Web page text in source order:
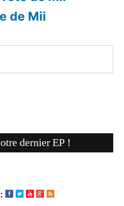
de Mii
dernier EP !